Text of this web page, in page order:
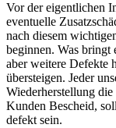
Vor der eigentlichen
eventuelle
nach diesem
beginnen. Was bringt
aber weitere Defekte
übersteigen. Jeder
Wiederherstellung
Kunden Bescheid,
defekt sein.